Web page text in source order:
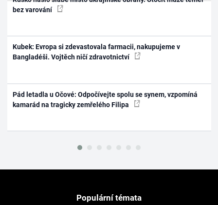
bez varování
Kubek: Evropa si zdevastovala farmacii, nakupujeme v
Bangladéši. Vojtěch ničí zdravotnictví
Pád letadla u Očové: Odpočívejte spolu se synem, vzpomíná
kamarád na tragicky zemřelého Filipa
Populární témata